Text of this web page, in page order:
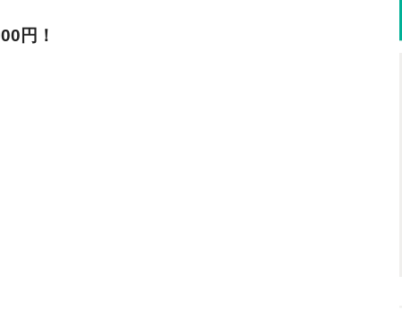
円！